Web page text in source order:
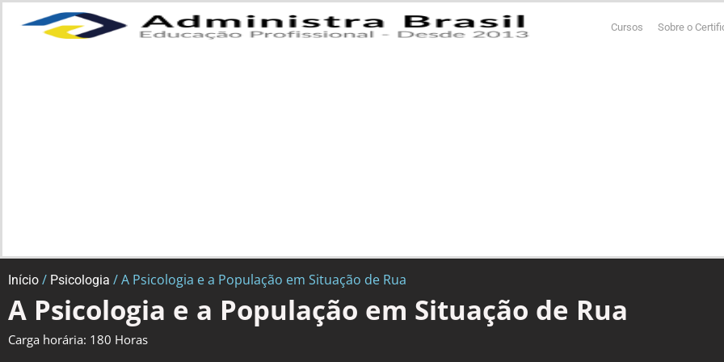
Cursos Sobre o
Início / Psicologia / A Psicologia e a População em Situação de Rua
A Psicologia e a População em Situação de Rua
Carga horária: 180 Horas